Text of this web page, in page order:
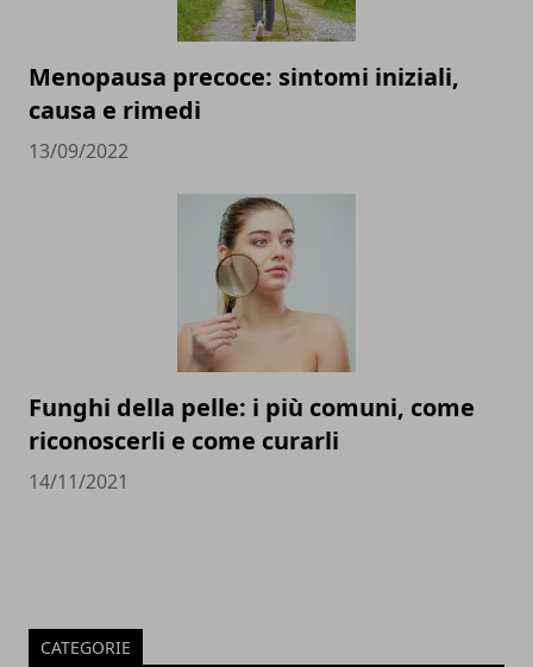
Menopausa precoce: sintomi iniziali,
causa e rimedi
13/09/2022
Funghi della pelle: i più comuni, come
riconoscerli e come curarli
14/11/2021
CATEGORIE